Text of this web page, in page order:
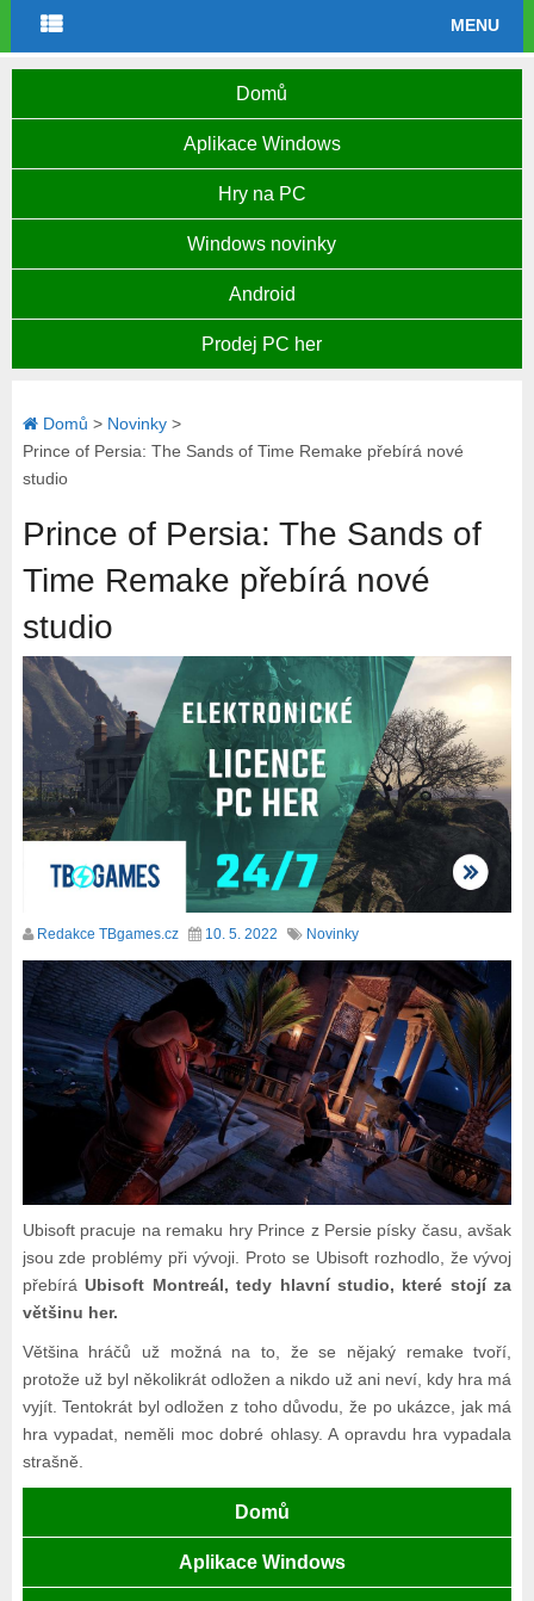
MENU
Domů
Aplikace Windows
Hry na PC
Windows novinky
Android
Prodej PC her
Domů > Novinky>
Prince of Persia: The Sands of Time Remake přebírá nové
studio
Prince of Persia: The Sands of
Time Remake přebírá nové
studio
Redakce TBgames.cz 10. 5. 2022 Novinky
Ubisoft pracuje na remaku hry Prince z Persie písky času, avšak
jsou zde problémy při vývoji. Proto se Ubisoft rozhodlo, že vývoj
přebíráUbisoft Montreál, tedy hlavní studio, které stojí za
většinu her.
Většina hráčů už možná na to, že se nějaký remake tvoří,
protože už byl několikrát odložen a nikdo už ani neví, kdy hra má
vyjít. Tentokrát byl odložen z toho důvodu, že po ukázce, jak má
hra vypadat, neměli moc dobré ohlasy. A opravdu hra vypadala
strašně.
Domů
Aplikace Windows